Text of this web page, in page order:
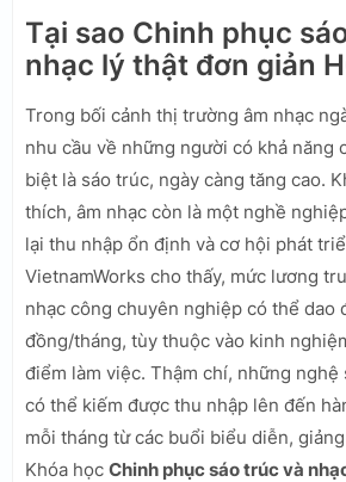
Tại sao Chinh phục
nhạc lý thật đơn giản
Trong bối cảnh thị trường âm nhạc
nhu cầu về những người có khả năng
biệt là sáo trúc, ngày càng tăng cao.
thích, âm nhạc còn là một nghề
lại thu nhập ổn định và cơ hội phát
VietnamWorks cho thấy, mức lương
nhạc công chuyên nghiệp có thể dao
đồng/tháng, tùy thuộc vào kinh
điểm làm việc. Thậm chí, những
có thể kiếm được thu nhập lên đến
mỗi tháng từ các buổi biểu diễn,
Khóa học Chinh phục sáo trúc và